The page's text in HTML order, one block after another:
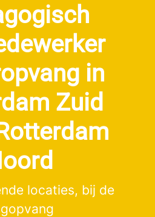
in
Zuid
locaties, bij de